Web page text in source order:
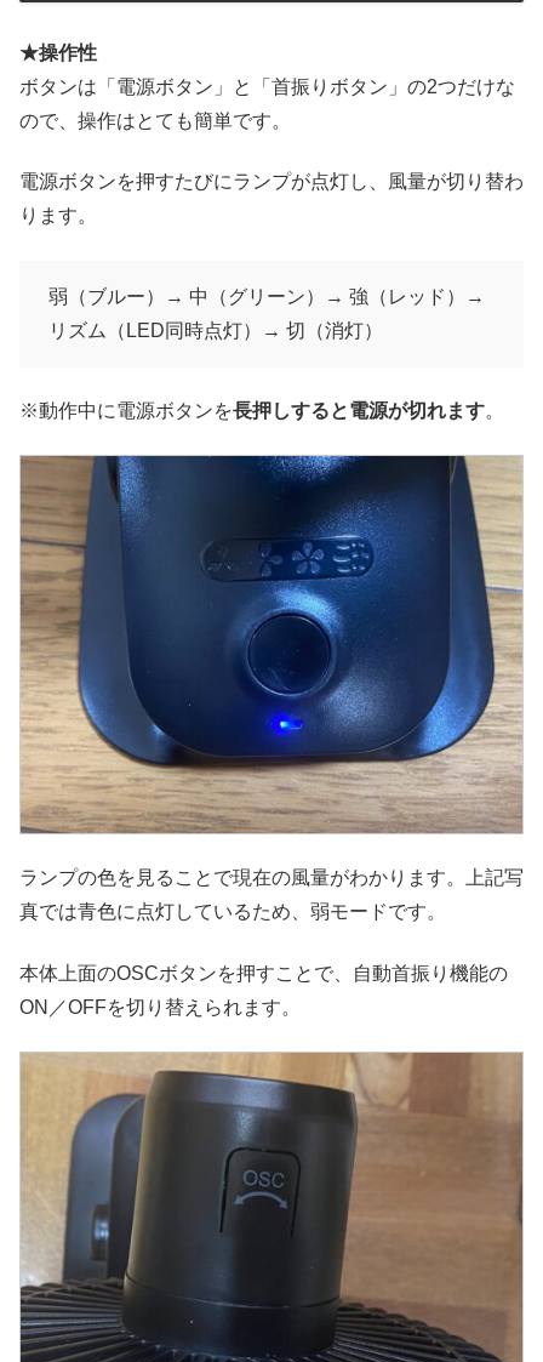
★操作性
ボタンは「電源ボタン」と「首振りボタン」の2つだけな
ので、操作はとても簡単です。
電源ボタンを押すたびにランプが点灯し、風量が切り替わ
ります。
弱（ブルー）→ 中（グリーン）→ 強（レッド）→
リズム（LED同時点灯）→ 切（消灯）
※動作中に電源ボタンを長押しすると電源が切れます。
ランプの色を見ることで現在の風量がわかります。上記写
真では青色に点灯しているため、弱モードです。
本体上面のOSCボタンを押すことで、自動首振り機能の
ON／OFFを切り替えられます。